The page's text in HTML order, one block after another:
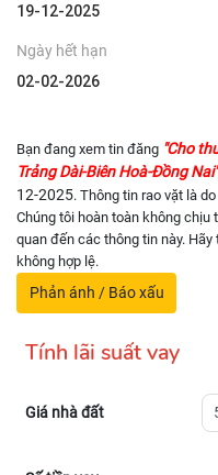
19-12-2025
Ngày hết hạn
02-02-2026
Bạn đang xem tin đăng "Cho
Trảng Dài-Biên Hoà-Đồng Nai"
12-2025. Thông tin rao vặt là
Chúng tôi hoàn toàn không
quan đến các thông tin này.
không hợp lệ.
Phản ánh / Báo xấu
Tính lãi suất vay
Giá nhà đất